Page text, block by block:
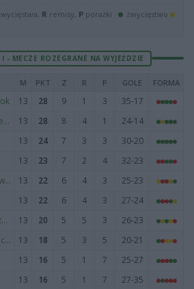
R remisy, P porażki ·
zwycięstwo
- MECZE ROZEGRANE NA WYJEŹDZIE
M PKT Z R P GOLE FORMA
13 28 9 1 3
35-17
LKS Płowce Stróże Małe 13 28 8 4 1
24-14
13 24 7 3 3
30-20
13 23 7 2 4
32-23
Victoria Pakoszówka 13 22 6 4 3
25-23
13 22 6 4 3
27-24
Remix Niebieszczany 13 20 5 5 3
26-23
Górnik Grabownica Starzeńska 13 18 5 3 5
20-21
13 16 5 1 7
25-27
13 16 5 1 7
27-35